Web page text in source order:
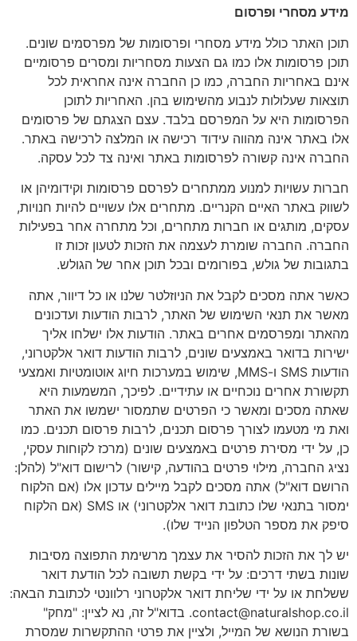
מידע מסחרי ופרסום
תוכן האתר כולל מידע מסחרי ופרסומות של מפרסמים שונים.
תוכן פרסומות אלו כמו גם הצעות מסחריות ומסרים פרסומיים
אינם באחריות החברה, כמו כן החברה אינה אחראית לכל
תוצאות שעלולות לנבוע מהשימוש בהן. האחריות לתוכן
הפרסומות היא על המפרסם בלבד. עצם הצגתם של פרסומים
אלו באתר אינה מהווה עידוד רכישה או המלצה לרכישה באתר.
החברה אינה קשורה לפרסומות באתר ואינה צד לכל עסקה.
חברות עשויות למנוע ממתחרים לפרסם פרסומות וקידומיהן או
לשווק באתר האיים הקנריים. מתחרים אלו עשויים להיות חנויות,
עסקים, מותגים או חברות מתחרים, וכל מתחרה אחר בפעילות
החברה. החברה שומרת לעצמה את הזכות לטעון זכות זו
בתגובות של גולש, בפורומים ובכל תוכן אחר של הגולש.
כאשר אתה מסכים לקבל את הניוזלטר שלנו או כל דיוור, אתה
מאשר את תנאי השימוש של האתר, לרבות הודעות ועדכונים
מהאתר ומפרסמים אחרים באתר. הודעות אלו ישלחו אליך
ישירות בדואר באמצעים שונים, לרבות הודעות דואר אלקטרוני,
הודעות SMS ו-MMS, שימוש במערכות חיוג אוטומטיות ואמצעי
תקשורת אחרים נוכחיים או עתידיים. לפיכך, המשמעות היא
שאתה מסכים ומאשר כי הפרטים שתמסור ישמשו את האתר
ואת מי מטעמו לצורך פרסום תכנים, לרבות פרסום תכנים. כמו
כן, על ידי מסירת פרטים באמצעים שונים (מרכז לקוחות עסקי,
נציג החברה, מילוי פרטים בהודעה, קישור) לרישום דוא"ל (להלן:
הרושם דוא"ל) אתה מסכים לקבל מיילים עדכון אלו (אם הלקוח
ימסור בתנאי שלו כתובת דואר אלקטרוני) או SMS (אם הלקוח
סיפק את מספר הטלפון הנייד שלו).
יש לך את הזכות להסיר את עצמך מרשימת התפוצה מסיבות
שונות בשתי דרכים: על ידי בקשת תשובה לכל הודעת דואר
ששלחת או על ידי שליחת דואר אלקטרוני רלוונטי לכתובת הבאה:
contact@naturalshop.co.il. בדוא"ל זה, נא לציין: "מחק"
בשורת הנושא של המייל, ולציין את פרטי ההתקשרות שמסרת